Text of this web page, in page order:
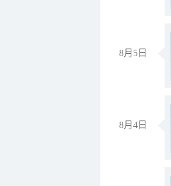
8月5日
8月4日